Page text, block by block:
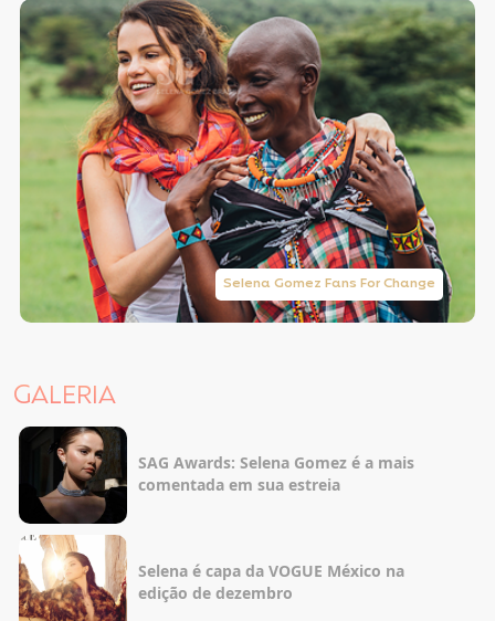
Selena Gomez Fans For Change
GALERIA
SAG Awards: Selena Gomez é a mais
comentada em sua estreia
Selena é capa da VOGUE México na
edição de dezembro